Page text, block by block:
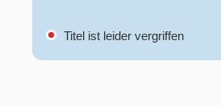
Titel ist leider vergriffen